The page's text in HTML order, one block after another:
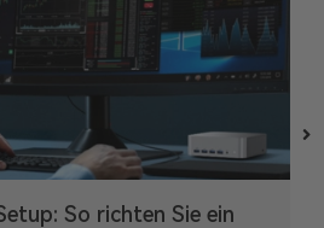
So richten Sie ein